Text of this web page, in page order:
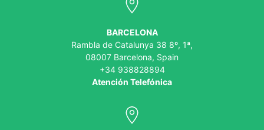
BARCELONA
Rambla de Catalunya 38 8º, 1ª,
08007 Barcelona, Spain
+34 938828894
Atención Telefónica